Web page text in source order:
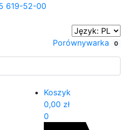
619-52-00
Porównywarka 0
Koszyk
0,00 zł
0